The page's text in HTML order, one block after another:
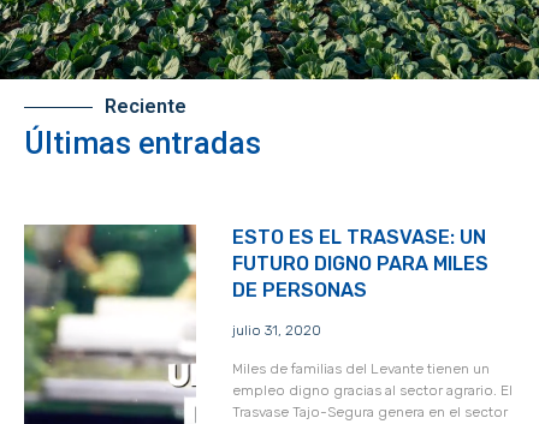
Reciente
Últimas entradas
ESTO ES EL TRASVASE: UN
FUTURO DIGNO PARA MILES
DE PERSONAS
julio 31, 2020
Miles de familias del Levante tienen un
empleo digno gracias al sector agrario. El
Trasvase Tajo-Segura genera en el sector